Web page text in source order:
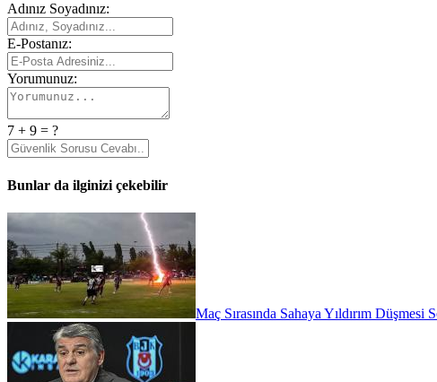
Adınız Soyadınız:
E-Postanız:
Yorumunuz:
7 + 9 = ?
Bunlar da ilginizi çekebilir
Maç Sırasında Sahaya Yıldırım Düşmesi